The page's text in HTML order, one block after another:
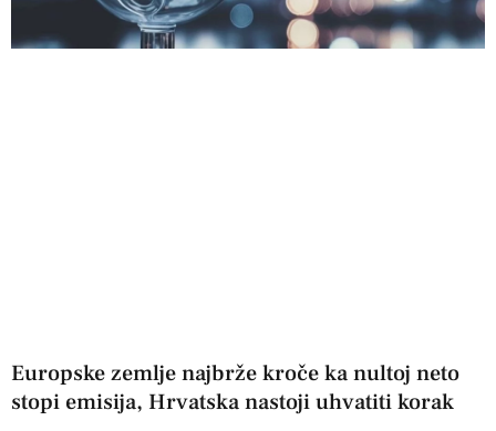
Europske zemlje najbrže kroče ka nultoj neto
stopi emisija, Hrvatska nastoji uhvatiti korak